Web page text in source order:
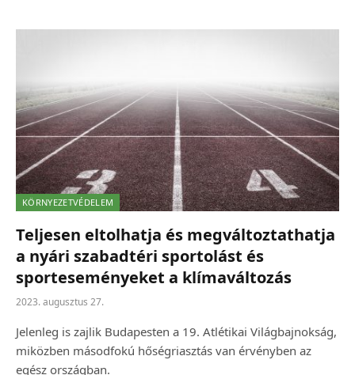
KÖRNYEZETVÉDELEM
Teljesen eltolhatja és megváltoztathatja
a nyári szabadtéri sportolást és
sporteseményeket a klímaváltozás
2023. augusztus 27.
Jelenleg is zajlik Budapesten a 19. Atlétikai Világbajnokság,
miközben másodfokú hőségriasztás van érvényben az
egész országban.